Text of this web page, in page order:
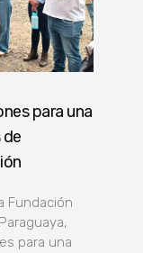
para una
Fundación
para una